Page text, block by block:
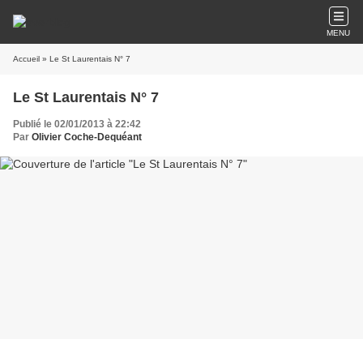
MENU
Accueil » Le St Laurentais N° 7
Le St Laurentais N° 7
Publié le 02/01/2013 à 22:42
Par Olivier Coche-Dequéant